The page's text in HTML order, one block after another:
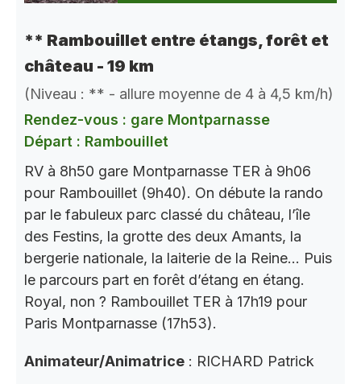
** Rambouillet entre étangs, forêt et
château - 19 km
(Niveau : ** - allure moyenne de 4 à 4,5 km/h)
Rendez-vous : gare Montparnasse
Départ : Rambouillet
RV à 8h50 gare Montparnasse TER à 9h06
pour Rambouillet (9h40). On débute la rando
par le fabuleux parc classé du château, l’île
des Festins, la grotte des deux Amants, la
bergerie nationale, la laiterie de la Reine… Puis
le parcours part en forêt d’étang en étang.
Royal, non ? Rambouillet TER à 17h19 pour
Paris Montparnasse (17h53).
Animateur/Animatrice : RICHARD Patrick